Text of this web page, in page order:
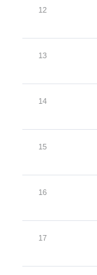
12
13
14
15
16
17